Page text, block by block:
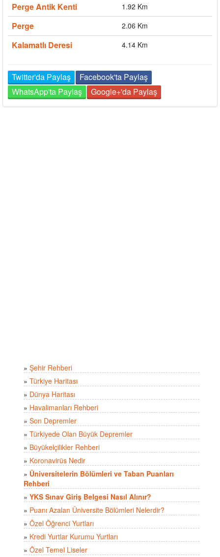
Perge Antik Kenti 1.92 Km
Perge 2.06 Km
Kalamatlı Deresi 4.14 Km
Twitter'da Paylaş
Facebook'ta Paylaş
WhatsApp'ta Paylaş
Google+'da Paylaş
» Şehir Rehberi
» Türkiye Haritası
» Dünya Haritası
» Havalimanları Rehberi
» Son Depremler
» Türkiyede Olan Büyük Depremler
» Büyükelçilikler Rehberi
» Koronavirüs Nedir
» Üniversitelerin Bölümleri ve Taban Puanları
Rehberi
» YKS Sınav Giriş Belgesi Nasıl Alınır?
» Puanı Azalan Üniversite Bölümleri Nelerdir?
» Özel Öğrenci Yurtları
» Kredi Yurtlar Kurumu Yurtları
» Özel Temel Liseler